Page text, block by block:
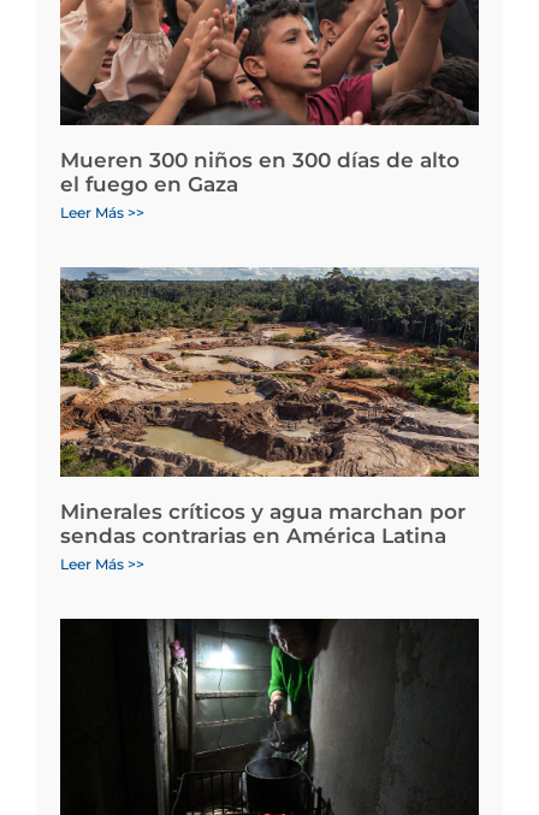
Mueren 300 niños en 300 días de alto
el fuego en Gaza
Leer Más >>
Minerales críticos y agua marchan por
sendas contrarias en América Latina
Leer Más >>